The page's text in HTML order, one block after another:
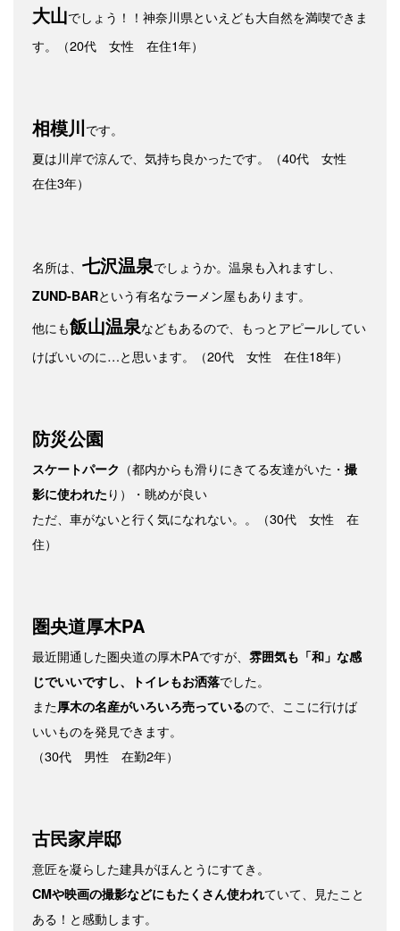
大山でしょう！！神奈川県といえども大自然を満喫できま
す。（20代 女性 在住1年）
相模川です。
夏は川岸で涼んで、気持ち良かったです。（40代 女性
在住3年）
名所は、 七沢温泉でしょうか。温泉も入れますし、
ZUND-BARという有名なラーメン屋もあります。
他にも飯山温泉などもあるので、もっとアピールしてい
けばいいのに…と思います。（20代 女性 在住18年）
防災公園
スケートパーク （都内からも滑りにきてる友達がいた・ 撮
影に使われた り）・眺めが良い
ただ、車がないと行く気になれない。。（30代 女性 在
住）
圏央道厚木PA
最近開通した圏央道の厚木PAですが、 雰囲気も「和」な感
じでいいですし、トイレもお洒落でした。
また厚木の名産がいろいろ売っているので、ここに行けば
いいものを発見できます。
（30代 男性 在勤2年）
古民家岸邸
意匠を凝らした建具がほんとうにすてき。
CMや映画の撮影などにもたくさん使われていて、見たこと
ある！と感動します。